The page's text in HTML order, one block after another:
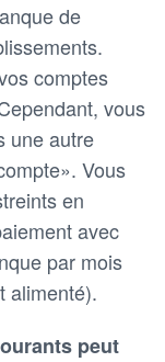
de
comptes
vous
une autre
Vous
en
avec
par mois
alimenté).
peut